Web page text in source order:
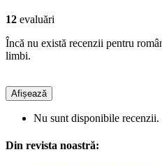
12 evaluări
Încă nu există recenzii pentru
limbi.
Afișează
Nu sunt disponibile recenzii.
Din revista noastră: